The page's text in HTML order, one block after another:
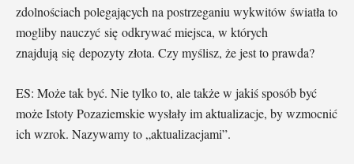
zdolnościach polegających na postrzeganiu wykwitów światła to
mogliby nauczyć się odkrywać miejsca, w których
znajdują się depozyty złota. Czy myślisz, że jest to prawda?
ES: Może tak być. Nie tylko to, ale także w jakiś sposób być
może Istoty Pozaziemskie wysłały im aktualizacje, by wzmocnić
ich wzrok. Nazywamy to „aktualizacjami”.